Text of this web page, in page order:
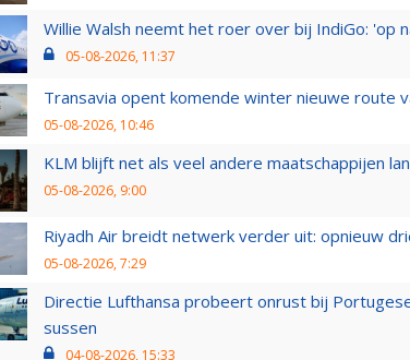
Willie Walsh neemt het roer over bij IndiGo: 'op
05-08-2026, 11:37
Transavia opent komende winter nieuwe route
05-08-2026, 10:46
KLM blijft net als veel andere maatschappijen
05-08-2026, 9:00
Riyadh Air breidt netwerk verder uit: opnieuw
05-08-2026, 7:29
Directie Lufthansa probeert onrust bij
sussen
04-08-2026, 15:33